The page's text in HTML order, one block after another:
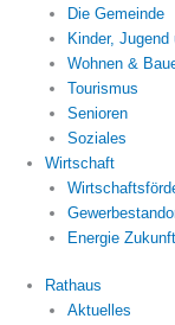
Die Gemeinde
Kinder,
Wohnen &
Tourismus
Senioren
Soziales
Wirtschaft
Energie
Rathaus
Aktuelles